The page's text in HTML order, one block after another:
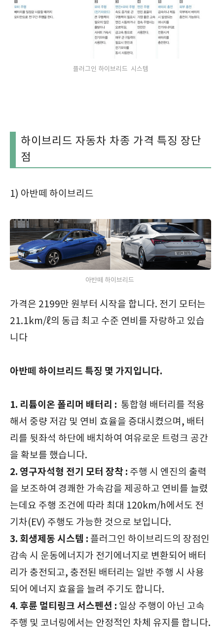
플러그인 하이브리드 시스템
하이브리드 자동차 차종 가격 특징 장단
점
1) 아반떼 하이브리드
아반떼 하이브리드
가격은 2199만 원부터 시작을 합니다. 전기 모터는
21.1km/ℓ의 동급 최고 수준 연비를 자랑하고 있습
니다
아반떼 하이브리드 특징 몇 가지입니다.
1. 리튬이온 폴리머 배터리 : 통합형 배터리를 적용
해서 중량 저감 및 연비 효율을 증대시켰으며, 배터
리를 뒷좌석 하단에 배치하여 여유로운 트렁크 공간
을 확보를 했습니다.
2. 영구자석형 전기 모터 장착 : 주행 시 엔진의 출력
을 보조하여 경쾌한 가속감을 제공하고 연비를 늘렸
는데요 주행 조건에 따라 최대 120km/h에서도 전
기차(EV) 주행도 가능한 것으로 보입니다.
3. 회생제동 시스템 : 플러그인 하이브리드의 장점인
감속 시 운동에너지가 전기에너지로 변환되어 배터
리가 충전되고, 충전된 배터리는 일반 주행 시 사용
되어 에너지 효율을 늘려 주기도 합니다.
4. 후륜 멀티링크 서스펜션 : 일상 주행이 아닌 고속
주행 및 코너링에서는 안정적인 차체 유지를 합니다.